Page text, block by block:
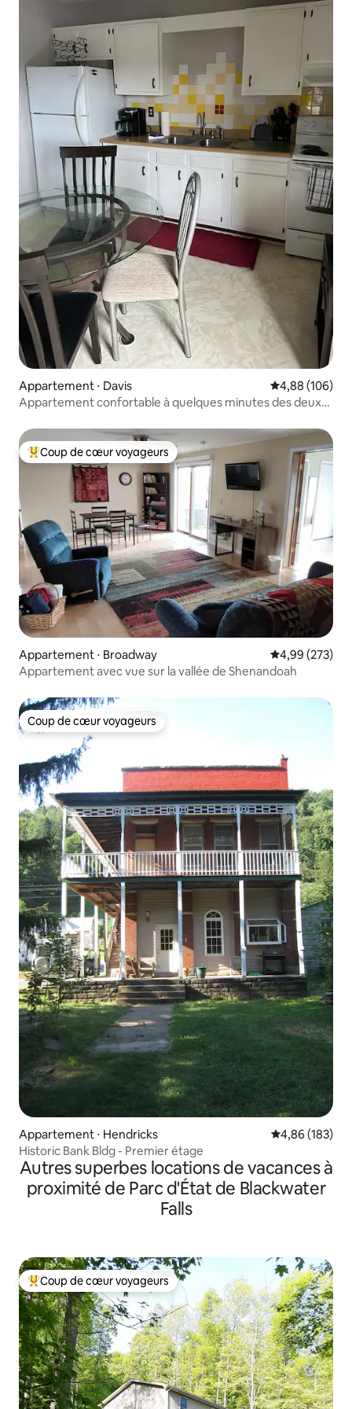
Appartement ⋅ Davis Évaluation
4,88 (106)
Appartement confortable à quelques minutes des deux
Coups de cœur voyageurs les plus appréciés
Coup de cœur voyageurs
Appartement ⋅ Broadway Évaluation
4,99 (273)
Appartement avec vue sur la vallée de Shenandoah
Coup de cœur voyageurs
Coup de cœur voyageurs
Appartement ⋅ Hendricks Évaluation
4,86 (183)
Historic Bank Bldg - Premier étage
Autres superbes locations de vacances à
proximité de Parc d'État de Blackwater
Falls
Coups de cœur voyageurs les plus appréciés
Coup de cœur voyageurs